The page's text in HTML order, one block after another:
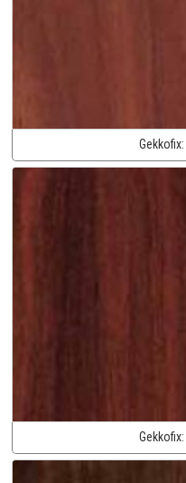
Gekkofix:
Gekkofix: